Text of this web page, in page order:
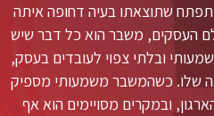
שתוצאתו בעיה דחופה איתה
העסקים, משבר הוא כל דבר שיש
ובלתי צפוי לעובדים בעסק,
שלו. כשהמשבר משמעותי מספיק
ובמקרים מסויימים הוא אף